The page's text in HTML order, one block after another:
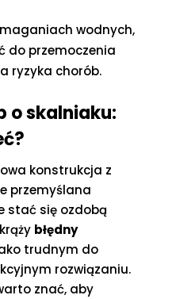
wodnych,
do przemoczenia
ryzyka chorób.
o skalniaku:
konstrukcja z
przemyślana
stać się ozdobą
błędny
trudnym do
rozwiązaniu.
znać, aby